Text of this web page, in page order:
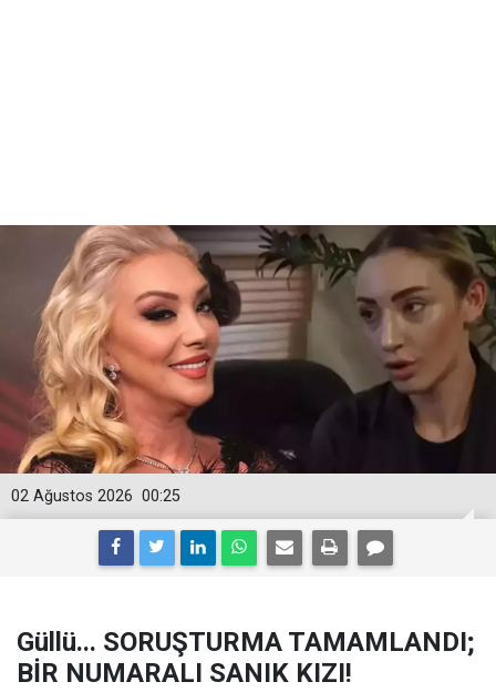
00:25
02 Ağustos 2026
Güllü... SORUŞTURMA TAMAMLANDI;
BİR NUMARALI SANIK KIZI!